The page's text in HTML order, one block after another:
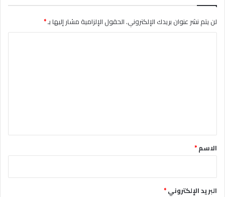
لن يتم نشر عنوان بريدك الإلكتروني.الحقول الإلزامية مشار إليها بـ*
*الاسم*
البريد الإلكتروني*